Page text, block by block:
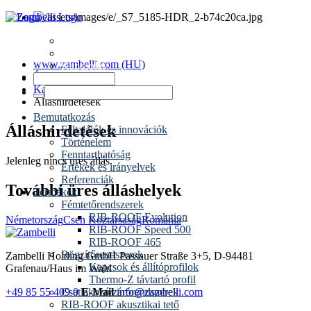
Kapcsolat
Bemutatkozás
Feltalálók és innovációk
Történelem
Fenntarthatóság
Értékek és irányelvek
Referenciák
Termékek
Fémtetőrendszerek
RIB-ROOF Evolution
RIB-ROOF Speed 500
RIB-ROOF 465
Rögzítőrendszerek
Kapcsok és állítóprofilok
Thermo-Z távtartó profil
Csatlakozó/zárórendszerek
RIB-ROOF akusztikai tető
www.zambelli.com (HU)
Épületburkolat
Karrier
Álláshirdetések
Álláshirdetések
Jelenleg nincs üres állás.
További üres álláshelyek
NémetországCseh KöztársaságRománia
Zambelli Holding GmbH Passauer Straße 3+5, D-94481
Grafenau/Haus im Wald
+49 85 55 409 0 E-Mail info@zambelli.com